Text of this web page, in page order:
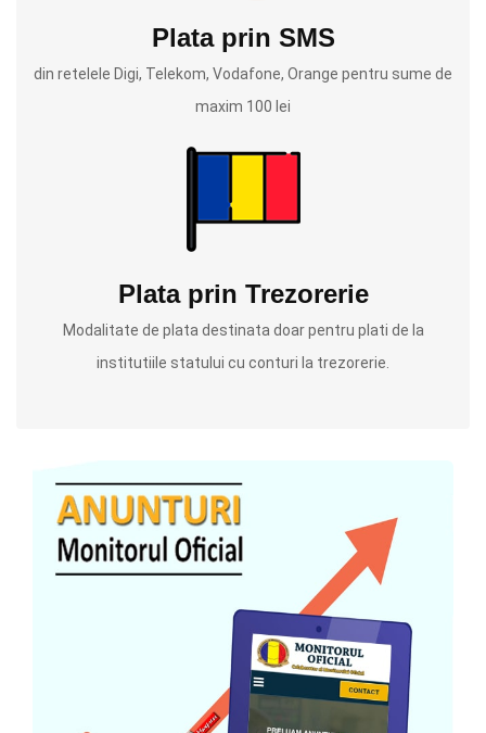
Plata prin SMS
din retelele Digi, Telekom, Vodafone, Orange pentru sume de
maxim 100 lei
Plata prin Trezorerie
Modalitate de plata destinata doar pentru plati de la
institutiile statului cu conturi la trezorerie.